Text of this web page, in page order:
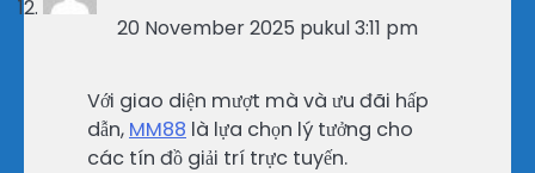
20 November 2025 pukul 3:11 pm
Với giao diện mượt mà và ưu đãi hấp
dẫn, MM88 là lựa chọn lý tưởng cho
các tín đồ giải trí trực tuyến.